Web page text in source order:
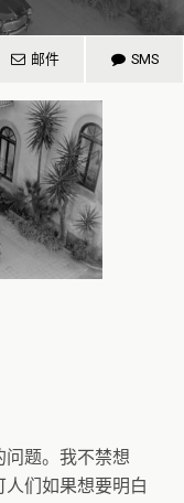
邮件 SMS
问题。我不禁想
人们如果想要明白